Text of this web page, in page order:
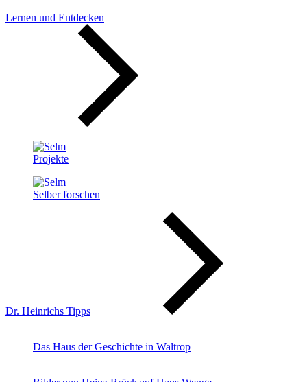
Lernen und Entdecken
Projekte
Selber forschen
Dr. Heinrichs Tipps
Das Haus der Geschichte in Waltrop